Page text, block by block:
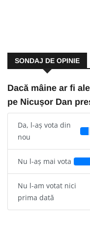
SONDAJ DE OPINIE
Dacă mâine ar fi
pe Nicușor Dan
Da, l-aș vota din
nou
Nu l-aș mai vota
Nu l-am votat nici
prima dată